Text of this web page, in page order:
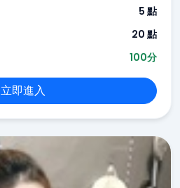
5 點
20 點
100分
立即進入